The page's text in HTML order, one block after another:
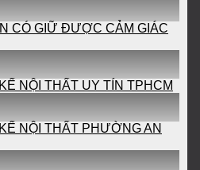
CÓ GIỮ ĐƯỢC CẢM GIÁC
NỘI THẤT UY TÍN TPHCM
NỘI THẤT PHƯỜNG AN